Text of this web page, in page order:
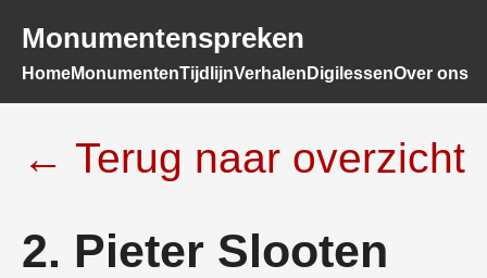
Monumentenspreken
HomeMonumentenTijdlijnVerhalen DigilessenOver ons
← Terug naar overzicht
2. Pieter Slooten